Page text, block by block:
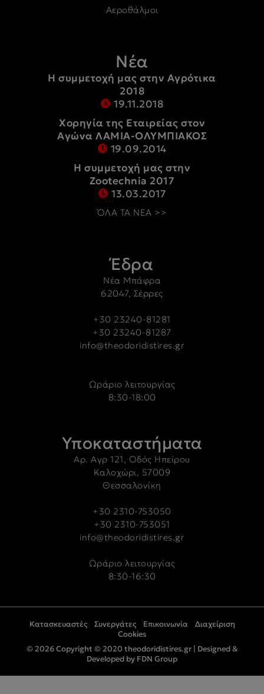
Αεροθάλμοι
Νέα
Η συμμετοχή μας στην Αγρότικα
2018
19.11.2018
Χορηγία της Εταιρείας στον
Αγώνα ΛΑΜΙΑ-ΟΛΥΜΠΙΑΚΟΣ
19.09.2014
Η συμμετοχή μας στην
Zootechnia 2017
13.03.2017
ΌΛΑ ΤΑ ΝΕΑ >>
Έδρα
Νέα Μπάφρα
62047, Σέρρες
+30 23240-81281
+30 23240-81287
info@theodoridistires.gr
Ωράριο λειτουργίας
8:30-18:00
Υποκαταστήματα
Αρ. Αγρ 121, Οδός Ηπείρου
Καλοχώρι, 57009
Θεσσαλονίκη
+30 2310-753050
+30 2310-753051
info@theodoridistires.gr
Ωράριο λειτουργίας
8:30-16:30
Κατασκευαστές Συνεργάτες Επικοινωνία
Διαχείριση
Cookies
© 2026 Copyright © 2020 theodoridistires.gr | Designed &
Developed by FDN Group